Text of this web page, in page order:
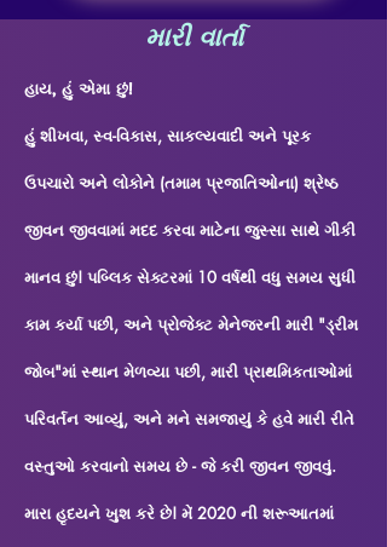
મારી વાર્તા
હાય, હું એમા છું!
હું શીખવા, સ્વ-વિકાસ, સાકલ્યવાદી અને પૂરક
ઉપચારો અને લોકોને (તમામ પ્રજાતિઓના) શ્રેષ્ઠ
જીવન જીવવામાં મદદ કરવા માટેના જુસ્સા સાથે ગીકી
માનવ છું! પબ્લિક સેક્ટરમાં 10 વર્ષથી વધુ સમય સુધી
કામ કર્યા પછી, અને પ્રોજેક્ટ મેનેજરની મારી "ડ્રીમ
જોબ"માં સ્થાન મેળવ્યા પછી, મારી પ્રાથમિકતાઓમાં
પરિવર્તન આવ્યું, અને મને સમજાયું કે હવે મારી રીતે
વસ્તુઓ કરવાનો સમય છે - જે કરી જીવન જીવવું.
મારા હૃદયને ખુશ કરે છે! મેં 2020 ની શરૂઆતમાં